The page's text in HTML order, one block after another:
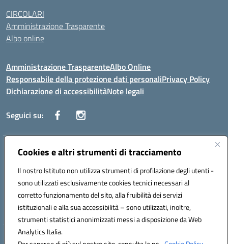
Cookies e altri strumenti di tracciamento
Il nostro Istituto non utilizza strumenti di profilazione degli utenti -
sono utilizzati esclusivamente cookies tecnici necessari al
corretto funzionamento del sito, alla fruibilità dei servizi
istituzionali e alla sua accessibilità – sono utilizzati, inoltre,
strumenti statistici anonimizzati messi a disposizione da Web
Analytics Italia.
CIRCOLARI
Amministrazione Trasparente
Albo online
Amministrazione TrasparenteAlbo Online
Responsabile della protezione dati personaliPrivacy Policy
Dichiarazione di accessibilitàNote legali
Seguici su:
Indirizzo:Corso Vittorio Emanuele, 27 90133 - Palermo
Posta elettronica certificata (PEC):pais03600r@pec.istruzione.it
Codice fiscale: 97308550827
Codice meccanografico: PAIS03600R
Hosting & Powered by 3D Solution S.r.l.